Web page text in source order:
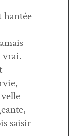
han­tée
vrai.
saisir